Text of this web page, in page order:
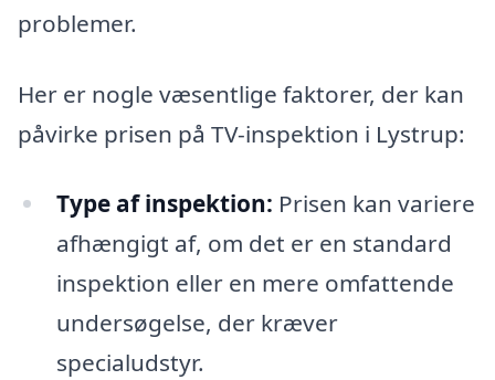
problemer.
Her er nogle væsentlige faktorer, der kan
påvirke prisen på TV-inspektion i Lystrup:
Type af inspektion: Prisen kan variere
afhængigt af, om det er en standard
inspektion eller en mere omfattende
undersøgelse, der kræver
specialudstyr.